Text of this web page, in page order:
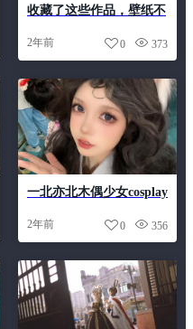
收藏了这些作品，壁纸不
上
2年前 373
0
一北亦北木偶少女cosplay
的世界
2年前 356
0